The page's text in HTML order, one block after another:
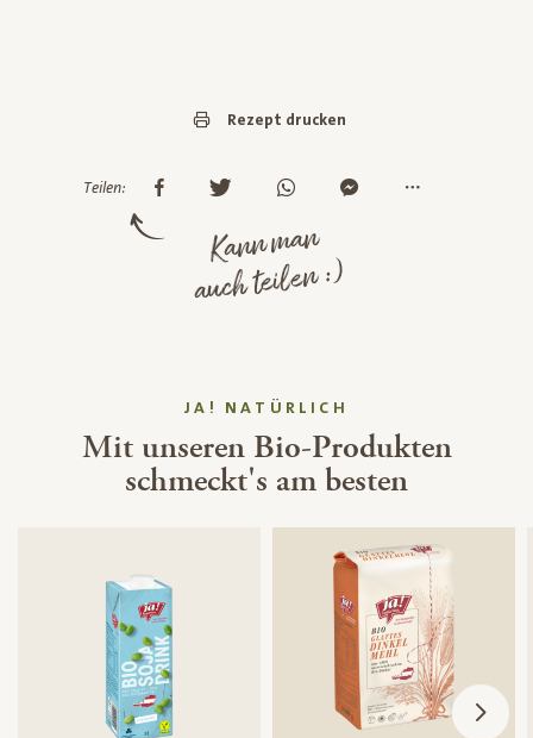
Rezept drucken
Teilen:
Kann man
auch teilen :)
JA! NATÜRLICH
Mit unseren Bio-Produkten
schmeckt's am besten